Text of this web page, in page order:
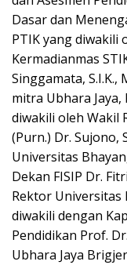
Dasar dan
PTIK yang diwakili
Kermadianmas
Singgamata,
mitra Ubhara
diwakili oleh Wakil
(Purn.) Dr. Sujono,
Universitas
Dekan FISIP Dr.
Rektor Universitas
diwakili dengan
Pendidikan Prof.
Ubhara Jaya